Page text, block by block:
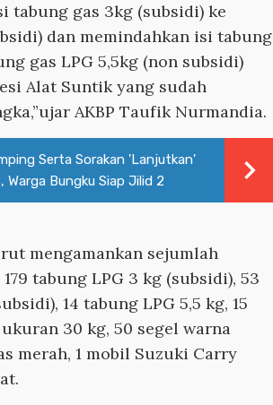
tabung gas 3kg (subsidi) ke
dan memindahkan isi tabung
gas LPG 5,5kg (non subsidi)
Alat Suntik yang sudah
AKBP Taufik Nurmandia.
Serta Sorakan 'Lanjutkan'
Bungku Siap Jilid 2
mengamankan sejumlah
tabung LPG 3 kg (subsidi), 53
14 tabung LPG 5,5 kg, 15
30 kg, 50 segel warna
merah, 1 mobil Suzuki Carry